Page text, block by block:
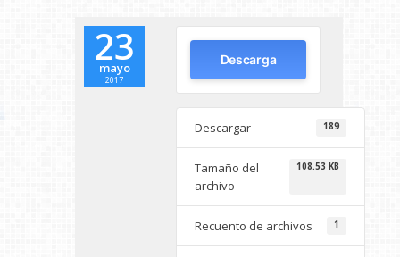
23
mayo
2017
Descarga
Descargar 189
Tamaño del
archivo
108.53 KB
Recuento de archivos 1